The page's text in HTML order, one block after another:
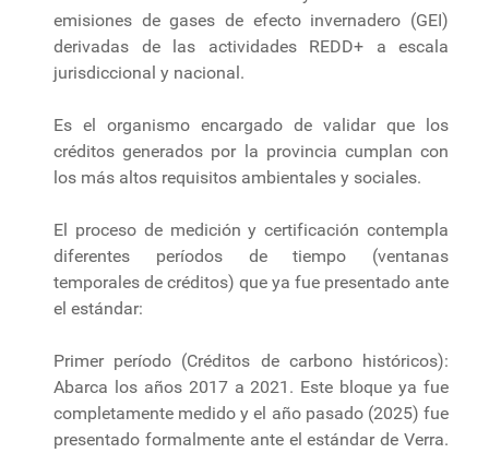
emisiones de gases de efecto invernadero (GEI)
derivadas de las actividades REDD+ a escala
jurisdiccional y nacional.
Es el organismo encargado de validar que los
créditos generados por la provincia cumplan con
los más altos requisitos ambientales y sociales.
El proceso de medición y certificación contempla
diferentes períodos de tiempo (ventanas
temporales de créditos) que ya fue presentado ante
el estándar:
Primer período (Créditos de carbono históricos):
Abarca los años 2017 a 2021. Este bloque ya fue
completamente medido y el año pasado (2025) fue
presentado formalmente ante el estándar de Verra.